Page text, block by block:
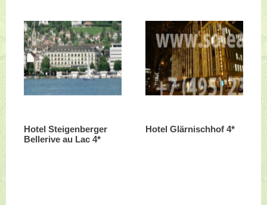
Hotel Steigenberger
Bellerive au Lac 4*
Hotel Glärnischhof 4*